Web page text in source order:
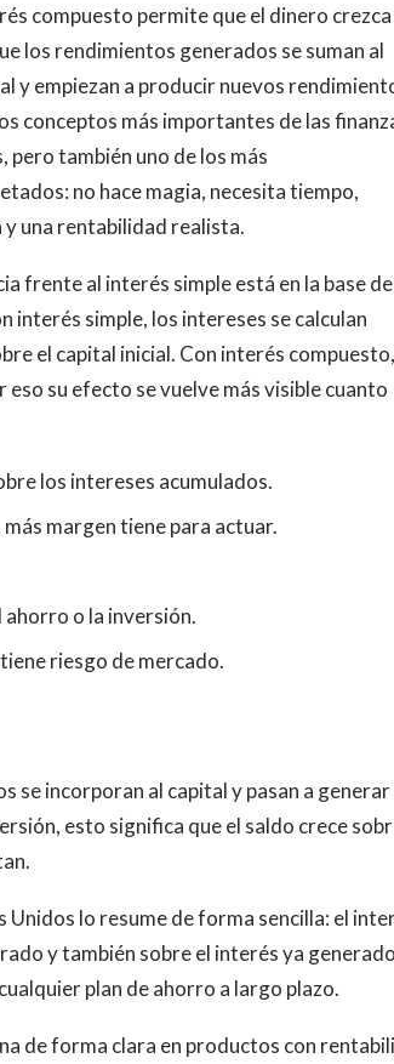
compuesto permite que el dinero crezca
los rendimientos generados se suman al
y empiezan a producir nuevos
conceptos más importantes de las
pero también uno de los más
no hace magia, necesita tiempo,
y una rentabilidad realista.
frente al interés simple está en la base de
interés simple, los intereses se calculan
el capital inicial. Con interés
su efecto se vuelve más visible cuanto
los intereses acumulados.
margen tiene para actuar.
o la inversión.
riesgo de mercado.
se incorporan al capital y pasan a generar
esto significa que el saldo crece
lo resume de forma sencilla: el
y también sobre el interés ya
plan de ahorro a largo plazo.
de forma clara en productos con